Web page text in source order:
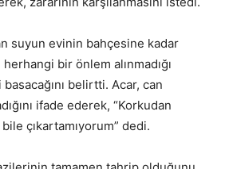
suyun evinin bahçesine kadar
bir önlem alınmadığı
belirtti. Acar, can
ifade ederek, “Korkudan
bile çıkartamıyorum” dedi.